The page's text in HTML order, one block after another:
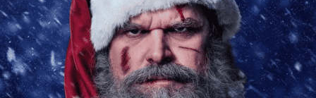
dando vida a la épica historia del autor Frank Herbert de
una manera que sumerge por completo al público en el
mundo de Arrakis, gracias a una notable maestría técnica y
actuaciones convincentes.
El éxito de estas dos primeras películas ha generado gran